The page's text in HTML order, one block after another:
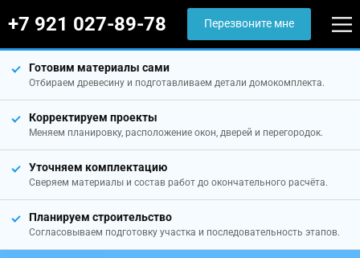
+7 921 027-89-78 Перезвоните мне
Готовим материалы сами
Отбираем древесину и подготавливаем детали домокомплекта.
Корректируем проекты
Меняем планировку, расположение окон, дверей и перегородок.
Уточняем комплектацию
Сверяем материалы и состав работ до окончательного расчёта.
Планируем строительство
Согласовываем подготовку участка и последовательность этапов.